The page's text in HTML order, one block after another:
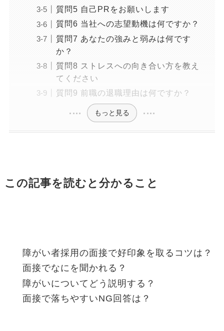
質問5 自己PRをお願いします
質問6 当社への志望動機は何ですか？
質問7 あなたの強みと弱みは何です
か？
質問8 ストレスへの向き合い方を教え
てください
質問9 前職の退職理由は何ですか？
もっと見る
この記事を読むと分かること
障がい者採用の面接で好印象を取るコツは？
面接でなにを聞かれる？
障がいについてどう説明する？
面接で落ちやすいNG回答は？